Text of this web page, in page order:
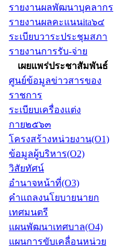
รายงานผลพัฒนาบุคลากร
รายงานผลคะแนนita๖๔
ระเบียบวาระประชุมสภา
รายงานการรับ-จ่าย
เผยแพร่ประชาสัมพันธ์
ศูนย์ข้อมูลข่าวสารของ
ราชการ
ระเบียบเครื่องแต่ง
กาย๒๕๖๓
โครงสร้างหน่วยงาน(O1)
ข้อมูลผู้บริหาร(O2)
วิสัยทัศน์
อำนาจหน้าที่(O3)
คำแถลงนโยบายนายก
เทศมนตรี
แผนพัฒนาเทศบาล(O4)
แผนการขับเคลื่อนหน่วย